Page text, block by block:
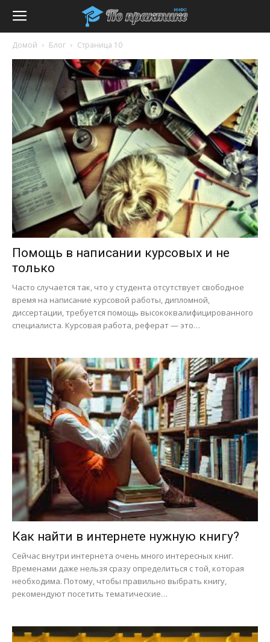
Домой Блог Страница 10
Помощь в написании курсовых и не
только
Часто случается так, что у студента отсутствует свободное
время на написание курсовой работы, дипломной,
диссертации, требуется помощь высококвалифицированного
специалиста. Курсовая работа, реферат — это…
Как найти в интернете нужную книгу?
Сейчас внутри интернета очень много интересных книг.
Временами даже нельзя сразу определиться с той, которая
необходима. Потому, чтобы правильно выбрать книгу,
рекомендуют посетить тематические…